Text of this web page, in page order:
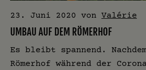
23. Juni 2020 von Valérie
UMBAU AUF DEM RÖMERHOF
Es bleibt spannend.
Römerhof während der